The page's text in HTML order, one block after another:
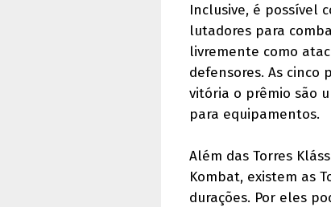
Inclusive, é possível
lutadores para
livremente como
defensores. As cinco
vitória o prêmio são
para equipamentos.
Além das Torres
Kombat, existem as
durações. Por eles